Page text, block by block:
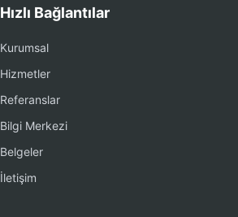
Hızlı Bağlantılar
Kurumsal
Hizmetler
Referanslar
Bilgi Merkezi
Belgeler
İletişim